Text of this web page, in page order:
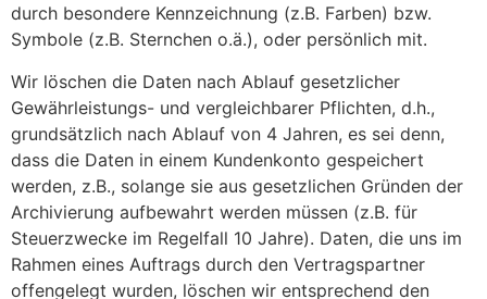
durch besondere Kennzeichnung (z.B. Farben) bzw.
Symbole (z.B. Sternchen o.ä.), oder persönlich mit.
Wir löschen die Daten nach Ablauf gesetzlicher
Gewährleistungs- und vergleichbarer Pflichten, d.h.,
grundsätzlich nach Ablauf von 4 Jahren, es sei denn,
dass die Daten in einem Kundenkonto gespeichert
werden, z.B., solange sie aus gesetzlichen Gründen der
Archivierung aufbewahrt werden müssen (z.B. für
Steuerzwecke im Regelfall 10 Jahre). Daten, die uns im
Rahmen eines Auftrags durch den Vertragspartner
offengelegt wurden, löschen wir entsprechend den